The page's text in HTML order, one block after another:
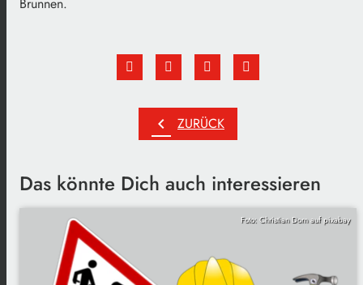
Brunnen.
chevron_left ZURÜCK
Das könnte Dich auch interessieren
Foto: Christian Dorn auf pixabay